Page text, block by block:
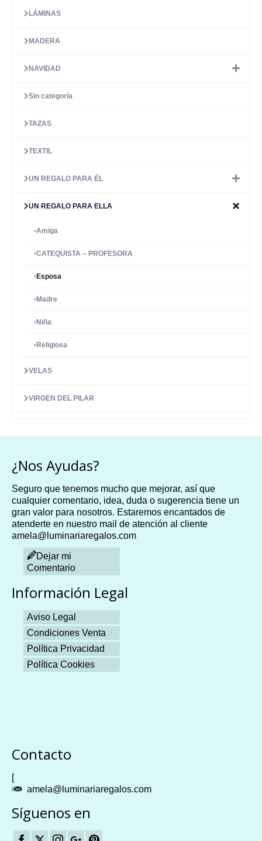
LÁMINAS
MADERA
NAVIDAD
Sin categoría
TAZAS
TEXTIL
UN REGALO PARA ÉL
UN REGALO PARA ELLA
Amiga
CATEQUISTA – PROFESORA
Esposa
Madre
Niña
Religiosa
VELAS
VIRGEN DEL PILAR
¿Nos Ayudas?
Seguro que tenemos mucho que mejorar, así que
cualquier comentario, idea, duda o sugerencia tiene un
gran valor para nosotros. Estaremos encantados de
atenderte en nuestro mail de atención al cliente
amela@luminariaregalos.com
Dejar mi
Comentario
Información Legal
Aviso Legal
Condiciones Venta
Política Privacidad
Política Cookies
Contacto
[
amela@luminariaregalos.com
Síguenos en